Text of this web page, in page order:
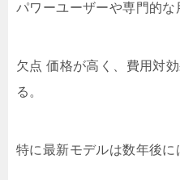
パワーユーザーや専門的な
欠点 価格が高く、費用対
る。
特に最新モデルは数年後に